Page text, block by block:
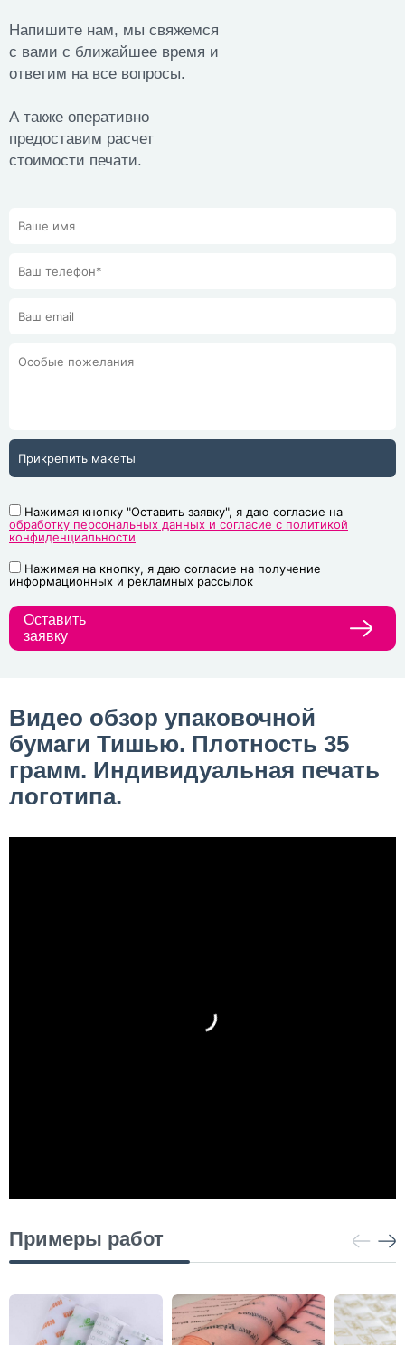
Напишите нам, мы свяжемся
с вами с ближайшее время и
ответим на все вопросы.
А также оперативно
предоставим расчет
стоимости печати.
Прикрепить макеты
Нажимая кнопку "Оставить заявку", я даю согласие на
обработку персональных данных и согласие с политикой
конфиденциальности
Нажимая на кнопку, я даю согласие на получение
информационных и рекламных рассылок
Оставить
заявку
Видео обзор упаковочной
бумаги Тишью. Плотность 35
грамм. Индивидуальная печать
логотипа.
Примеры работ